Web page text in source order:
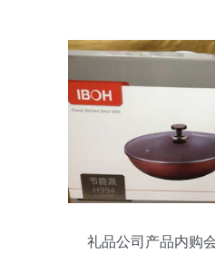
礼品公司产品内购